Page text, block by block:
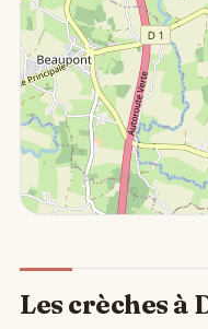
Les crèches à